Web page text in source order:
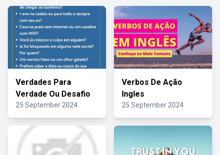
Verdades Para
Verdade Ou Desafio
25 September 2024
Verbos De Ação
Ingles
25 September 2024